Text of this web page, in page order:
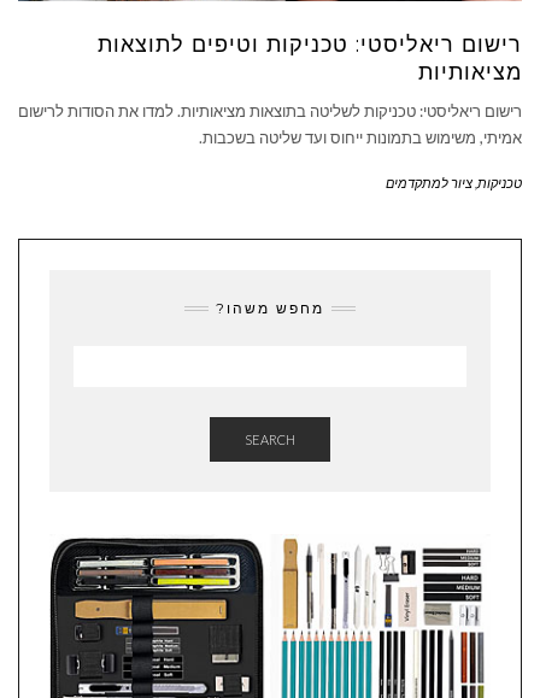
רישום ריאליסטי: טכניקות וטיפים לתוצאות
מציאותיות
רישום ריאליסטי: טכניקות לשליטה בתוצאות מציאותיות. למדו את הסודות לרישום
אמיתי, משימוש בתמונות ייחוס ועד שליטה בשכבות.
טכניקות ציור למתקדמים
מחפש משהו?
SEARCH